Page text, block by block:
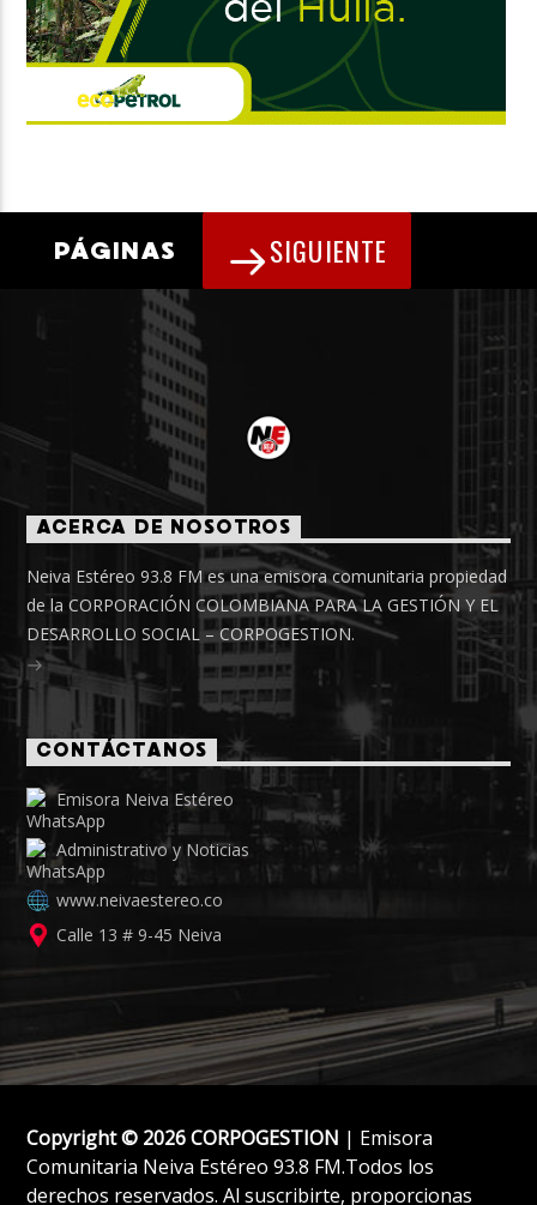
PÁGINAS SIGUIENTE
ACERCA DE NOSOTROS
Neiva Estéreo 93.8 FM es una emisora comunitaria propiedad
de la CORPORACIÓN COLOMBIANA PARA LA GESTIÓN Y EL
DESARROLLO SOCIAL – CORPOGESTION.
CONTÁCTANOS
Emisora Neiva Estéreo
Administrativo y Noticias
www.neivaestereo.co
Calle 13 # 9-45 Neiva
Copyright © 2026 CORPOGESTION | Emisora
Comunitaria Neiva Estéreo 93.8 FM.Todos los
derechos reservados. Al suscribirte, proporcionas